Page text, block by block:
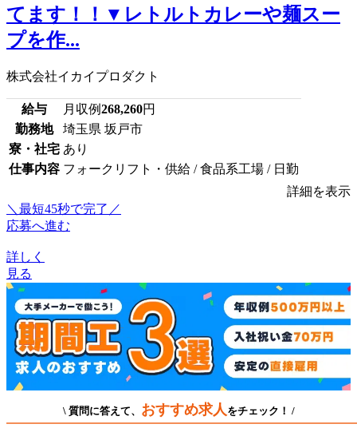
てます！！▼レトルトカレーや麺スー
プを作...
株式会社イカイプロダクト
給与 月収例268,260円
勤務地
埼玉県 坂戸市
寮・社宅 あり
仕事内容 フォークリフト・供給 / 食品系工場 / 日勤
詳細を表示
＼最短45秒で完了／
応募へ進む
詳しく
見る
\ 質問に答えて、 おすすめ求人 をチェック！ /